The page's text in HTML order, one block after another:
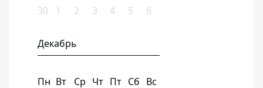
30 1 2 3 4 5 6
Декабрь
Пн Вт Ср Чт Пт Сб Вс